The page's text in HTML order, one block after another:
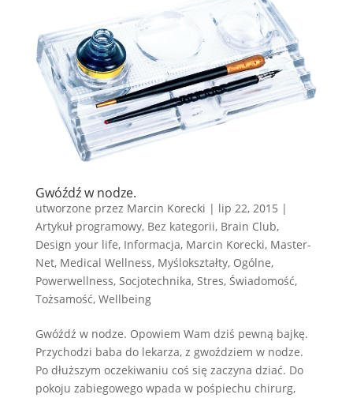
Gwóźdź w nodze.
utworzone przez Marcin Korecki | lip 22, 2015 |
Artykuł programowy, Bez kategorii, Brain Club,
Design your life, Informacja, Marcin Korecki, Master-
Net, Medical Wellness, Myślokształty, Ogólne,
Powerwellness, Socjotechnika, Stres, Świadomość,
Tożsamość, Wellbeing
Gwóźdź w nodze. Opowiem Wam dziś pewną bajkę.
Przychodzi baba do lekarza, z gwoździem w nodze.
Po dłuższym oczekiwaniu coś się zaczyna dziać. Do
pokoju zabiegowego wpada w pośpiechu chirurg,